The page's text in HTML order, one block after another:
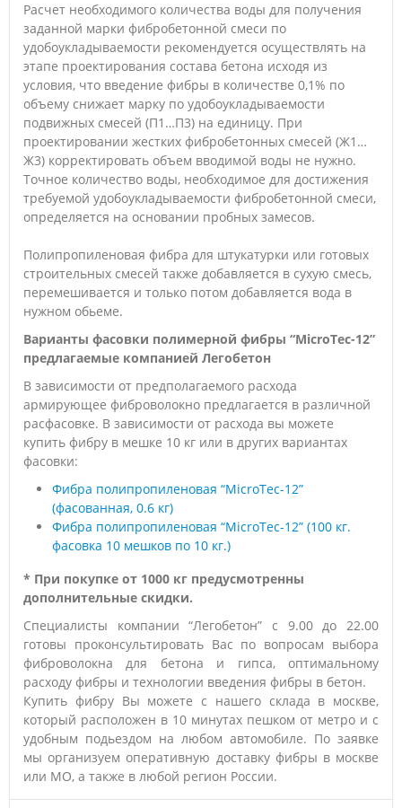
Расчет необходимого количества воды для получения
заданной марки фибробетонной смеси по
удобоукладываемости рекомендуется осуществлять на
этапе проектирования состава бетона исходя из
условия, что введение фибры в количестве 0,1% по
объему снижает марку по удобоукладываемости
подвижных смесей (П1…П3) на единицу. При
проектировании жестких фибробетонных смесей (Ж1…
Ж3) корректировать объем вводимой воды не нужно.
Точное количество воды, необходимое для достижения
требуемой удобоукладываемости фибробетонной смеси,
определяется на основании пробных замесов.
Полипропиленовая фибра для штукатурки или готовых
строительных смесей также добавляется в сухую смесь,
перемешивается и только потом добавляется вода в
нужном обьеме.
Варианты фасовки полимерной фибры “MicroTec-12”
предлагаемые компанией Легобетон
В зависимости от предполагаемого расхода
армирующее фиброволокно предлагается в различной
расфасовке. В зависимости от расхода вы можете
купить фибру в мешке 10 кг или в других вариантах
фасовки:
Фибра полипропиленовая “MicroTec-12”
(фасованная, 0.6 кг)
Фибра полипропиленовая “MicroTec-12” (100 кг.
фасовка 10 мешков по 10 кг.)
* При покупке от 1000 кг предусмотренны
дополнительные скидки.
Специалисты компании “Легобетон” с 9.00 до 22.00
готовы проконсультировать Вас по вопросам выбора
фиброволокна для бетона и гипса, оптимальному
расходу фибры и технологии введения фибры в бетон.
Купить фибру Вы можете с нашего склада в москве,
который расположен в 10 минутах пешком от метро и с
удобным подьездом на любом автомобиле. По заявке
мы организуем оперативную доставку фибры в москве
или МО, а также в любой регион России.